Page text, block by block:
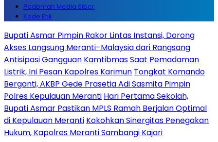
Pedoman Media Siber
Kode Etik
Bupati Asmar Pimpin Rakor Lintas Instansi, Dorong
Akses Langsung Meranti–Malaysia dari Rangsang
Antisipasi Gangguan Kamtibmas Saat Pemadaman
Listrik, Ini Pesan Kapolres Karimun Tongkat Komando
Berganti, AKBP Gede Prasetia Adi Sasmita Pimpin
Polres Kepulauan Meranti Hari Pertama Sekolah,
Bupati Asmar Pastikan MPLS Ramah Berjalan Optimal
di Kepulauan Meranti Kokohkan Sinergitas Penegakan
Hukum, Kapolres Meranti Sambangi Kajari